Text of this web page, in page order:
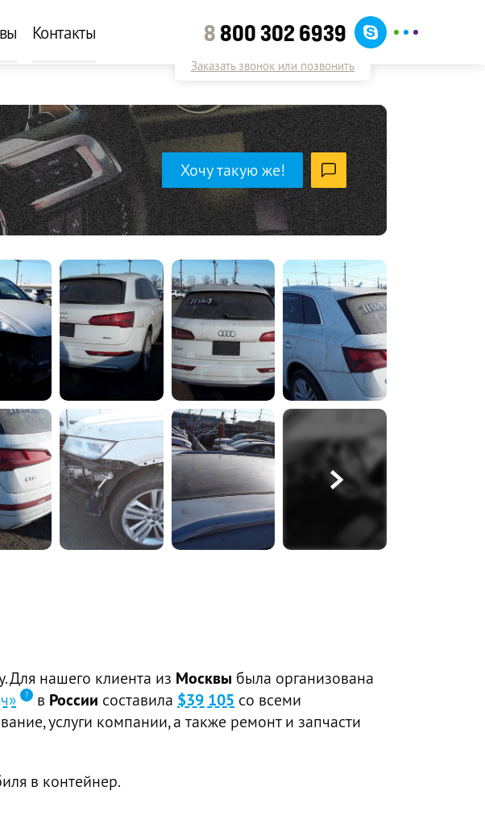
Контакты 8 800 302 6939
Заказать звонок или позвонить
Хочу такую же!
Для нашего клиента из Москвы была организована
в России составила $39 105 со всеми
услуги компании, а также ремонт и запчасти
в контейнер.